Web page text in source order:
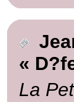
«
La